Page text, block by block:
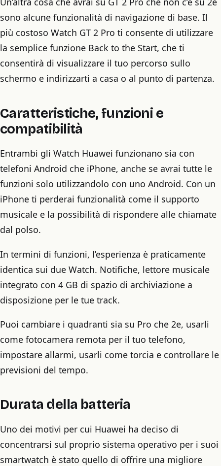
sono alcune funzionalità di navigazione di base. Il
più costoso Watch GT 2 Pro ti consente di utilizzare
la semplice funzione Back to the Start, che ti
consentirà di visualizzare il tuo percorso sullo
schermo e indirizzarti a casa o al punto di partenza.
Caratteristiche, funzioni e
compatibilità
Entrambi gli Watch Huawei funzionano sia con
telefoni Android che iPhone, anche se avrai tutte le
funzioni solo utilizzandolo con uno Android. Con un
iPhone ti perderai funzionalità come il supporto
musicale e la possibilità di rispondere alle chiamate
dal polso.
In termini di funzioni, l’esperienza è praticamente
identica sui due Watch. Notifiche, lettore musicale
integrato con 4 GB di spazio di archiviazione a
disposizione per le tue track.
Puoi cambiare i quadranti sia su Pro che 2e, usarli
come fotocamera remota per il tuo telefono,
impostare allarmi, usarli come torcia e controllare le
previsioni del tempo.
Durata della batteria
Uno dei motivi per cui Huawei ha deciso di
concentrarsi sul proprio sistema operativo per i suoi
smartwatch è stato quello di offrire una migliore